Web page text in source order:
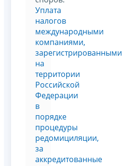
Уплата
налогов
международными
компаниями,
зарегистрированными
на
территории
Российской
Федерации
в
порядке
процедуры
редомициляции,
за
аккредитованные